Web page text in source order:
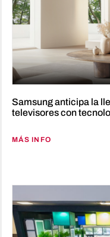
Samsung anticipa la
televisores con
MÁS INFO